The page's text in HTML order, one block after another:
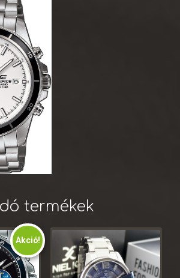
termékek
Akció!